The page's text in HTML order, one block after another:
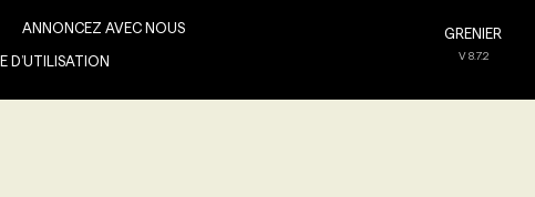
ANNONCEZ AVEC NOUS
D’UTILISATION
GRENIER
V8.7.2